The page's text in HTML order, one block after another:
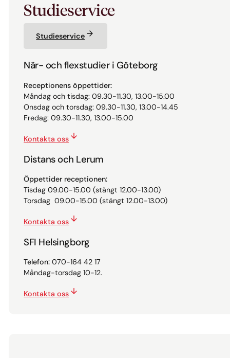
Studieservice
Studieservice
När- och flexstudier i Göteborg
Receptionens öppettider:
Måndag och tisdag: 09.30-11.30, 13.00-15.00
Onsdag och torsdag: 09.30-11.30, 13.00-14.45
Fredag: 09.30-11.30, 13.00-15.00
Kontakta oss
Distans och Lerum
Öppettider receptionen:
Tisdag 09.00-15.00 (stängt 12.00-13.00)
Torsdag 09.00-15.00 (stängt 12.00-13.00)
Kontakta oss
SFI Helsingborg
Telefon: 070-164 42 17
Måndag-torsdag 10-12.
Kontakta oss